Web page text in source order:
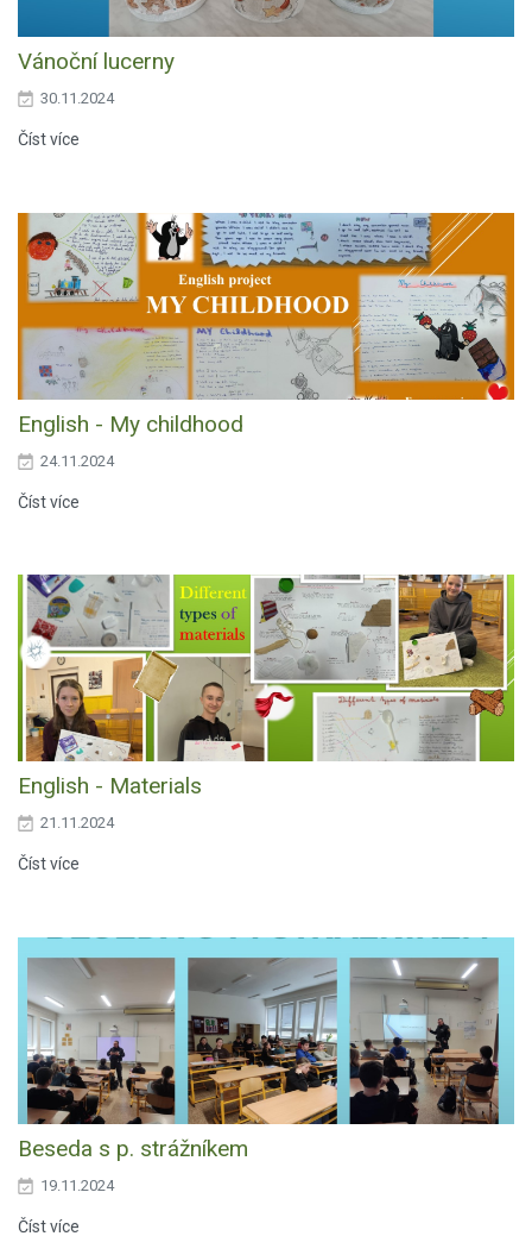
Vánoční lucerny
30.11.2024
Číst více
English - My childhood
24.11.2024
Číst více
English - Materials
21.11.2024
Číst více
Beseda s p. strážníkem
19.11.2024
Číst více